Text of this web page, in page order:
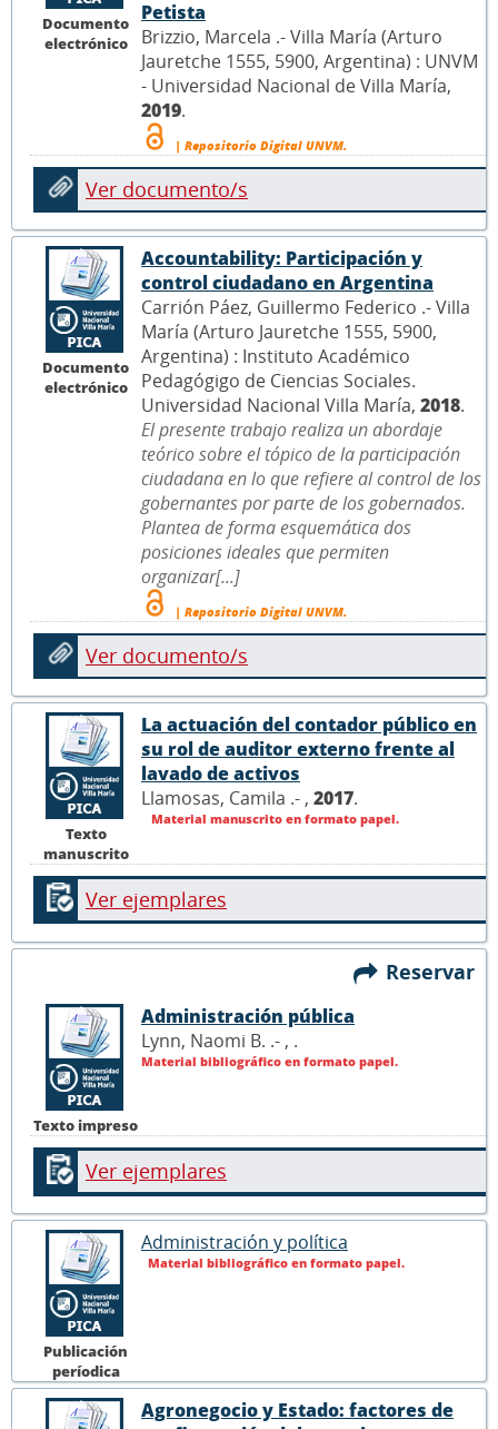
Documento
electrónico
Petista
Brizzio, Marcela .- Villa María (Arturo
Jauretche 1555, 5900, Argentina) : UNVM
- Universidad Nacional de Villa María,
2019.
| Repositorio Digital UNVM.
Ver documento/s
Documento
electrónico
Accountability: Participación y
control ciudadano en Argentina
Carrión Páez, Guillermo Federico .- Villa
María (Arturo Jauretche 1555, 5900,
Argentina) : Instituto Académico
Pedagógigo de Ciencias Sociales.
Universidad Nacional Villa María, 2018.
El presente trabajo realiza un abordaje
teórico sobre el tópico de la participación
ciudadana en lo que refiere al control de los
gobernantes por parte de los gobernados.
Plantea de forma esquemática dos
posiciones ideales que permiten
organizar[...]
| Repositorio Digital UNVM.
Ver documento/s
Texto
manuscrito
La actuación del contador público en
su rol de auditor externo frente al
lavado de activos
Llamosas, Camila .- , 2017.
Material manuscrito en formato papel.
Ver ejemplares
Reservar
Texto impreso
Administración pública
Lynn, Naomi B. .- , .
Material bibliográfico en formato papel.
Ver ejemplares
Publicación
períodica
Administración y política
Material bibliográfico en formato papel.
Agronegocio y Estado: factores de